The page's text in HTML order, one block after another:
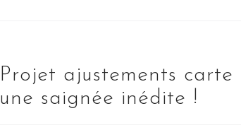
Projet ajustements
une saignée inédite !